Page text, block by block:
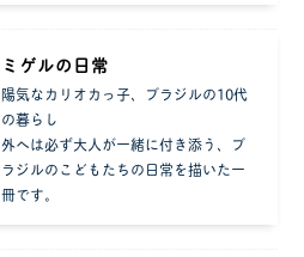
ミゲルの日常
陽気なカリオカっ子、ブラジルの10代
の暮らし
外へは必ず大人が一緒に付き添う、ブ
ラジルのこどもたちの日常を描いた一
冊です。